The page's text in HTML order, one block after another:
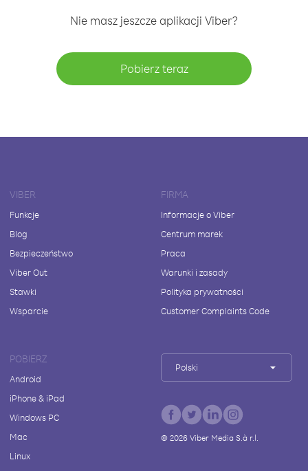
Nie masz jeszcze aplikacji Viber?
Pobierz teraz
VIBER
Funkcje
Blog
Bezpieczeństwo
Viber Out
Stawki
Wsparcie
FIRMA
Informacje o Viber
Centrum marek
Praca
Warunki i zasady
Polityka prywatności
Customer Complaints Code
POBIERZ
Android
iPhone & iPad
Windows PC
Mac
Linux
Polski
© 2026Viber Media S.à r.l.